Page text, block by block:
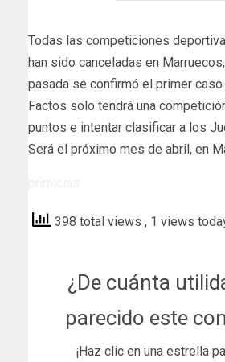
Todas las competiciones
han sido canceladas en
pasada se confirmó el primer
Factos solo tendrá una
puntos e intentar clasificar a los
Será el próximo mes de abril, en
398 total views , 1 views
¿De cuánta
parecido este
¡Haz clic en una estrella